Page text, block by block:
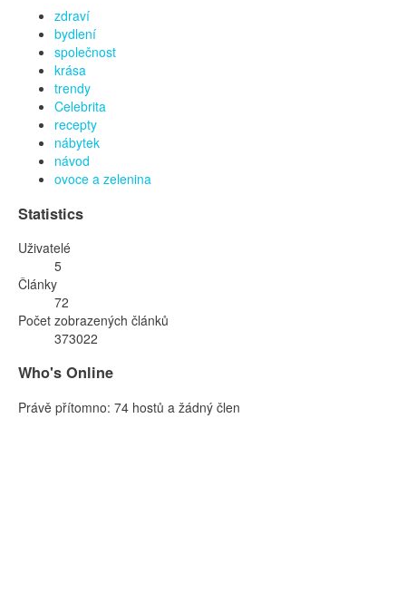
zdraví
bydlení
společnost
krása
trendy
Celebrita
recepty
nábytek
návod
ovoce a zelenina
Statistics
Uživatelé
5
Články
72
Počet zobrazených článků
373022
Who's Online
Právě přítomno: 74 hostů a žádný člen